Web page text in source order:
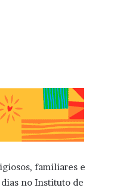
familiares e
no Instituto de